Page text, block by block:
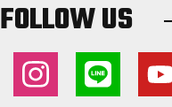
FOLLOW US